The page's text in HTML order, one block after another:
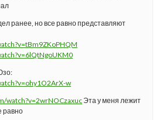
ранее, но все равно представляют
w
watch?v=2wrNOCzaxucЭта у меня лежит
равно